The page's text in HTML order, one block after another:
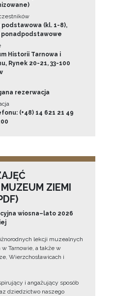
podstawowa (kl. 1-8),
ponadpodstawowe
Historii Tarnowa i
Rynek 20-21, 33-100
rezerwacja
(+48) 14 621 21 49
ZIEMI
wiosna–lato 2026
lekcji muzealnych
Tarnowie, a także w
Wierzchosławicach i
i angażujący sposób
dziedzictwo naszego